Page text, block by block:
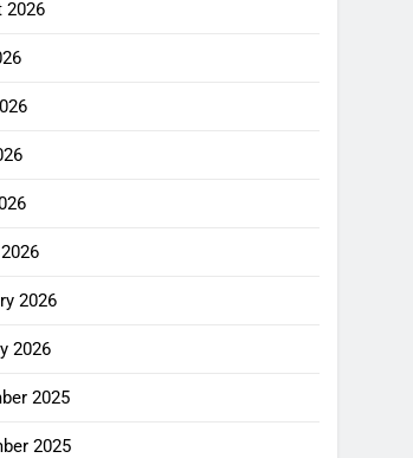
2026
2026
2026
2025
2025